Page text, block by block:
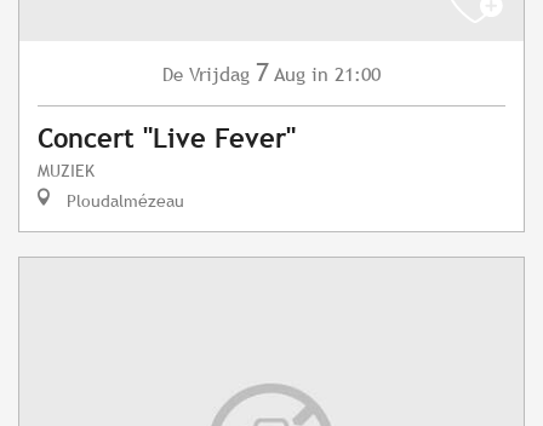
De Vrijdag 7 Aug in 21:00
Concert "Live Fever"
MUZIEK
Ploudalmézeau